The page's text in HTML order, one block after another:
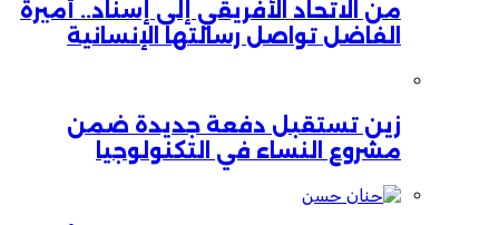
من الاتحاد الأفريقي إلى إسناد.. أميرة
الفاضل تواصل رسالتها الإنسانية
زين تستقبل دفعة جديدة ضمن
مشروع النساء في التكنولوجيا